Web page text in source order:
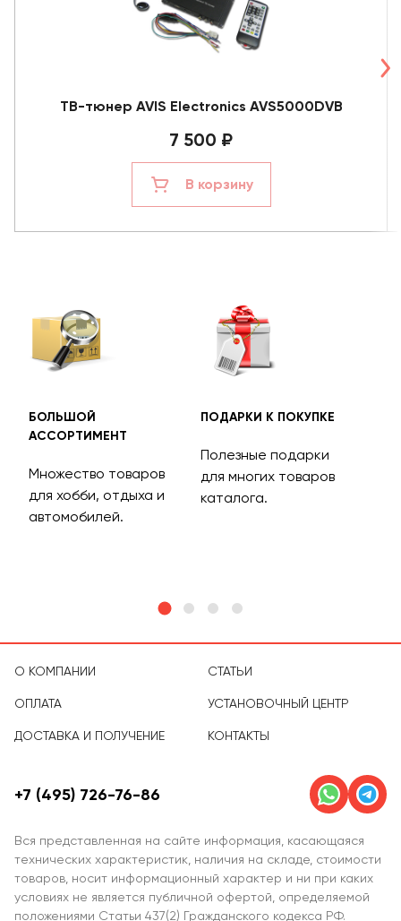
ТВ-тюнер AVIS Electronics AVS5000DVB
7 500 ₽
В корзину
БОЛЬШОЙ
АССОРТИМЕНТ
Множество товаров
для хобби, отдыха и
автомобилей.
ПОДАРКИ К ПОКУПКЕ
Полезные подарки
для многих товаров
каталога.
О КОМПАНИИ
ОПЛАТА
ДОСТАВКА И ПОЛУЧЕНИЕ
СТАТЬИ
УСТАНОВОЧНЫЙ ЦЕНТР
КОНТАКТЫ
Вся представленная на сайте информация, касающаяся
технических характеристик, наличия на складе, стоимости
товаров, носит информационный характер и ни при каких
условиях не является публичной офертой, определяемой
положениями Статьи 437(2) Гражданского кодекса РФ.
+7 (495) 726-76-86